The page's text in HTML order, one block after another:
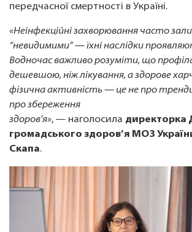
передчасної смертності в Україні.
«Неінфекційні захворювання часто
“невидимими” — їхні наслідки
Водночас важливо розуміти, що
дешевшою, ніж лікування, а здорове
фізична активність — це не про
про збереження
здоров’я», — наголосила директорка
громадського здоров’я МОЗ
Скапа.